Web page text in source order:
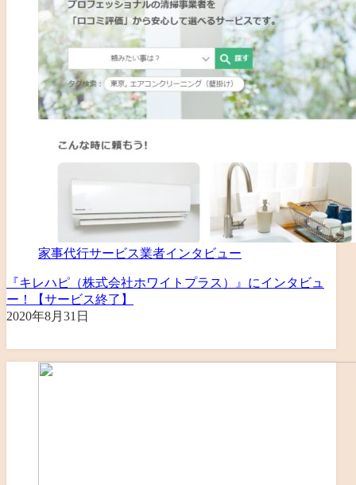
家事代行サービス業者インタビュー
『キレハピ（株式会社ホワイトプラス）』にインタビュ
ー！【サービス終了】
2020年8月31日